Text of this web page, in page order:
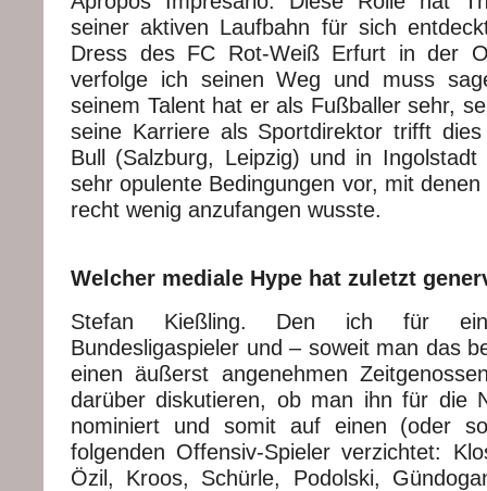
seiner aktiven Laufbahn für sich
Dress des FC Rot-Weiß Erfurt in der
verfolge ich seinen Weg und muss
seinem Talent hat er als Fußballer sehr,
seine Karriere als Sportdirektor trifft
Bull (Salzburg, Leipzig) und in
sehr opulente Bedingungen vor, mit
recht wenig anzufangen wusste.
Welcher mediale Hype hat zuletzt
Stefan Kießling. Den ich für
Bundesligaspieler und – soweit man das
einen äußerst angenehmen
darüber diskutieren, ob man ihn für die
nominiert und somit auf einen (oder
folgenden Offensiv-Spieler verzichtet:
Özil, Kroos, Schürle, Podolski,